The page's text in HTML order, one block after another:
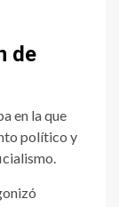
de
en la que
político y